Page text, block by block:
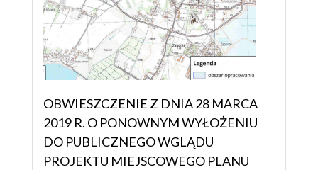
OBWIESZCZENIE Z DNIA 28 MARCA
2019 R. O PONOWNYM WYŁOŻENIU
DO PUBLICZNEGO WGLĄDU
PROJEKTU MIEJSCOWEGO PLANU